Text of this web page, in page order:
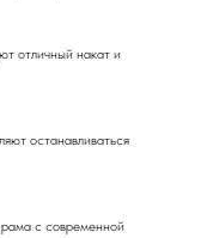
отличный накат и
останавливаться
рама с современной